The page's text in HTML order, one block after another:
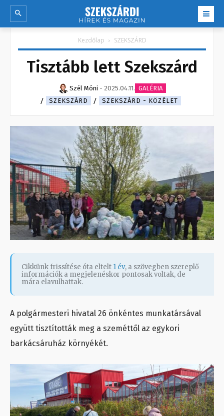
Kezdőlap SZEKSZÁRD
Tisztább lett Szekszárd
Szél Móni - 2025.04.11. GALÉRIA
SZEKSZÁRD
SZEKSZÁRD - KÖZÉLET
Cikkünk frissítése óta eltelt 1 év, a szövegben szereplő
információk a megjelenéskor pontosak voltak, de
mára elavulhattak.
A polgármesteri hivatal 26 önkéntes munkatársával
együtt tisztították meg a szeméttől az egykori
barkácsáruház környékét.